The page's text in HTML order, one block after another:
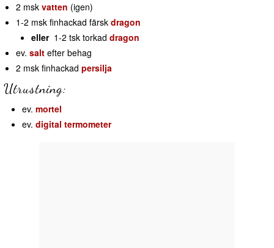
2 msk vatten (igen)
1-2 msk finhackad färsk dragon
eller1-2 tsk torkad dragon
ev. salt efter behag
2 msk finhackad persilja
Utrustning:
ev. mortel
ev. digital termometer